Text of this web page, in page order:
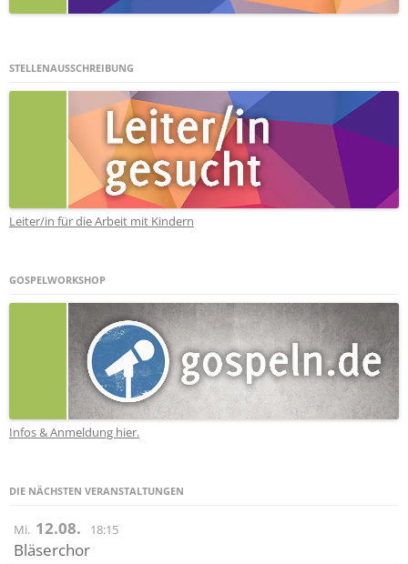
STELLENAUSSCHREIBUNG
Leiter/in für die Arbeit mit Kindern
GOSPELWORKSHOP
Infos & Anmeldung hier.
DIE NÄCHSTEN VERANSTALTUNGEN
Mi. 12.08. 18:15
Bläserchor